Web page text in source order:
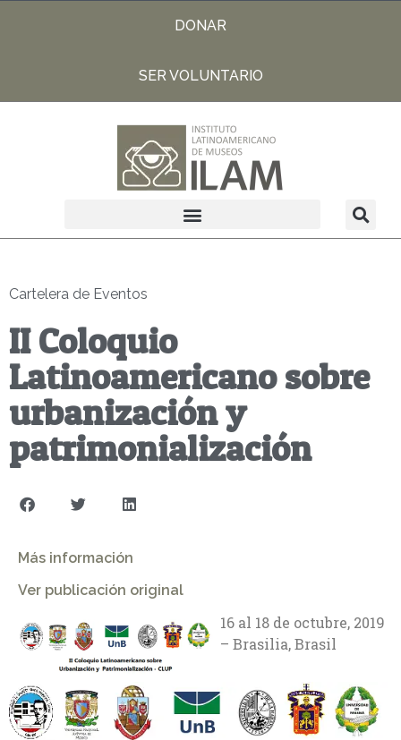
DONAR
SER VOLUNTARIO
Cartelera de Eventos
II Coloquio
Latinoamericano sobre
urbanización y
patrimonialización
Más información
Ver publicación original
16 al 18 de octubre, 2019
– Brasilia, Brasil